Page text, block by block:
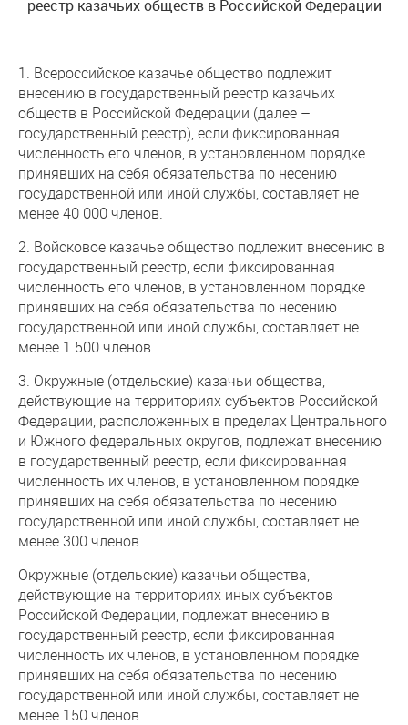
реестр казачьих обществ в Российской Федерации
1. Всероссийское казачье общество подлежит
внесению в государственный реестр казачьих
обществ в Российской Федерации (далее –
государственный реестр), если фиксированная
численность его членов, в установленном порядке
принявших на себя обязательства по несению
государственной или иной службы, составляет не
менее 40 000 членов.
2. Войсковое казачье общество подлежит внесению в
государственный реестр, если фиксированная
численность его членов, в установленном порядке
принявших на себя обязательства по несению
государственной или иной службы, составляет не
менее 1 500 членов.
3. Окружные (отдельские) казачьи общества,
действующие на территориях субъектов Российской
Федерации, расположенных в пределах Центрального
и Южного федеральных округов, подлежат внесению
в государственный реестр, если фиксированная
численность их членов, в установленном порядке
принявших на себя обязательства по несению
государственной или иной службы, составляет не
менее 300 членов.
Окружные (отдельские) казачьи общества,
действующие на территориях иных субъектов
Российской Федерации, подлежат внесению в
государственный реестр, если фиксированная
численность их членов, в установленном порядке
принявших на себя обязательства по несению
государственной или иной службы, составляет не
менее 150 членов.